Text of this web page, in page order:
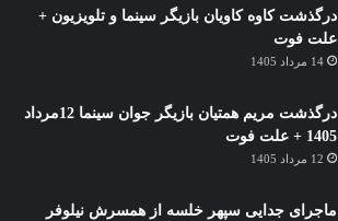
درگذشت کاوه کاویان بازیگر سینما و تلویزیون +
علت فوت
14 مرداد 1405
درگذشت مریم همتیان بازیگر جوان سینما 12مرداد
1405 + علت فوت
12 مرداد 1405
ماجرای جدایی سپهر خلسه از همسرش نیلوفر